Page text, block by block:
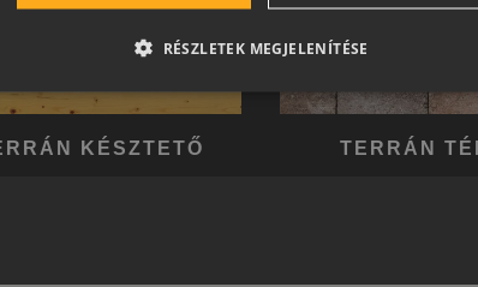
KÉSZTETŐ TERRÁN
RÉSZLETEK MEGJELENÍTÉSE